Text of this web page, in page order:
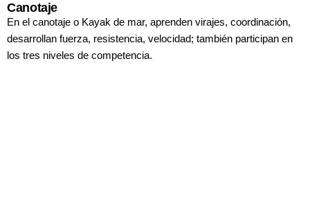
Canotaje
En el canotaje o Kayak de mar, aprenden virajes, coordinación,
desarrollan fuerza, resistencia, velocidad; también participan en
los tres niveles de competencia.